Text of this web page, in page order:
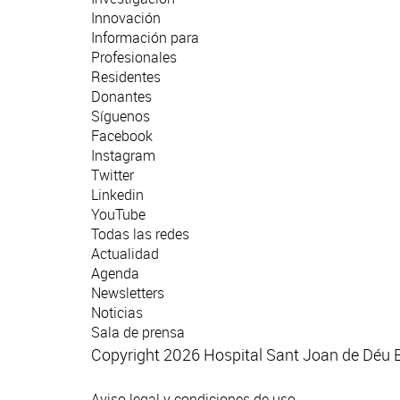
Innovación
Información para
Profesionales
Residentes
Donantes
Síguenos
Facebook
Instagram
Twitter
Linkedin
YouTube
Todas las redes
Actualidad
Agenda
Newsletters
Noticias
Sala de prensa
Copyright 2026 Hospital Sant Joan de Déu